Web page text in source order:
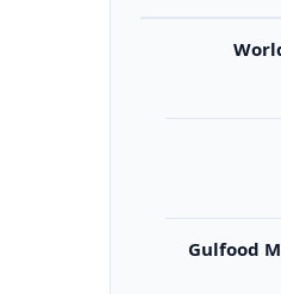
Gulfood